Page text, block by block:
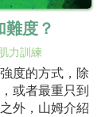
度？
肌力訓練
度的方式，除
或者最重只到
外，山姆介紹